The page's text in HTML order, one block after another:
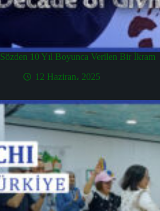
Sözden 10 Yıl Boyunca Verilen Bir İkram
12 Haziran، 2025